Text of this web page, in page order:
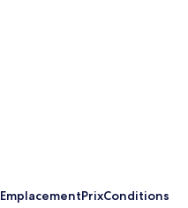
EmplacementPrixConditions